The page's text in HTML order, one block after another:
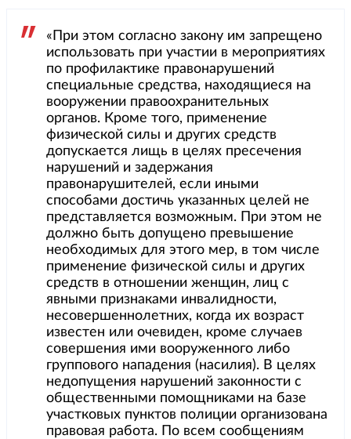
«При этом согласно закону им запрещено
использовать при участии в мероприятиях
по профилактике правонарушений
специальные средства, находящиеся на
вооружении правоохранительных
органов. Кроме того, применение
физической силы и других средств
допускается лищь в целях пресечения
нарушений и задержания
правонарушителей, если иными
способами достичь указанных целей не
представляется возможным. При этом не
должно быть допущено превышение
необходимых для этого мер, в том числе
применение физической силы и других
средств в отношении женщин, лиц с
явными признаками инвалидности,
несовершеннолетних, когда их возраст
известен или очевиден, кроме случаев
совершения ими вооруженного либо
группового нападения (насилия). В целях
недопущения нарушений законности с
общественными помощниками на базе
участковых пунктов полиции организована
правовая работа. По всем сообщениям